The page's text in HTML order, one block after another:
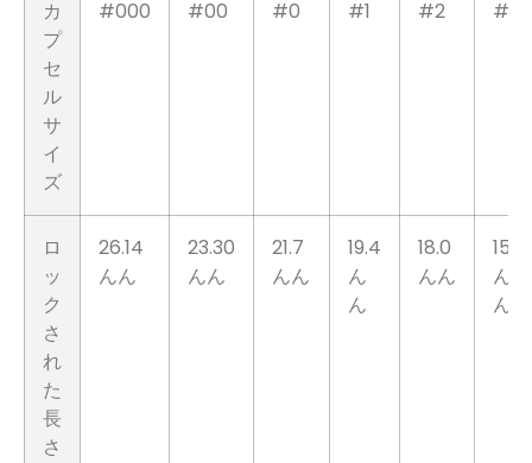
カ
プ
セ
ル
サ
イ
ロ
ッ
ク
さ
れ
た
長
26.14
23.30
21.7
19.4
ん
18.0
15.9
ん